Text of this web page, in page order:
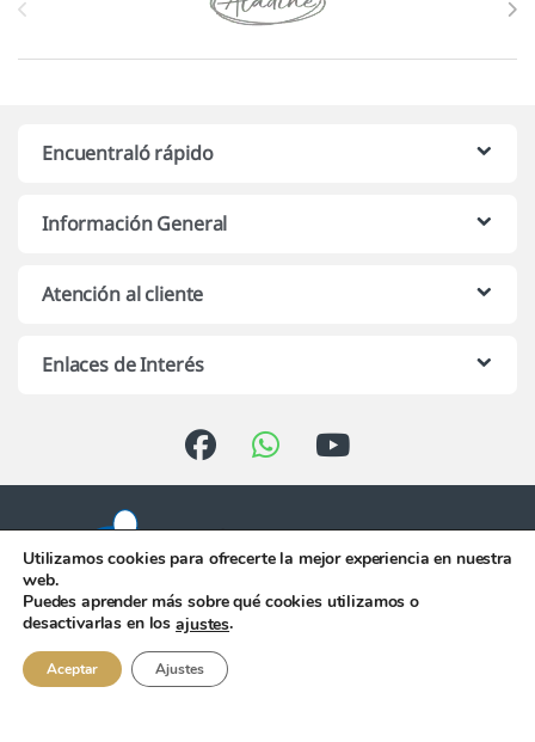
Encuentraló rápido
Información General
Atención al cliente
Enlaces de Interés
Atención telefónica de 10:00 h.
956 344 058
Utilizamos cookies para ofrecerte la mejor experiencia en nuestra
web.
Puedes aprender más sobre qué cookies utilizamos o
desactivarlas en losajustes.
Aceptar Ajustes